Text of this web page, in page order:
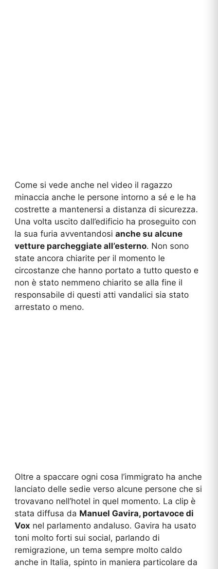
Come si vede anche nel video il ragazzo
minaccia anche le persone intorno a sé e le ha
costrette a mantenersi a distanza di sicurezza.
Una volta uscito dall’edificio ha proseguito con
la sua furia avventandosi anche su alcune
vetture parcheggiate all’esterno. Non sono
state ancora chiarite per il momento le
circostanze che hanno portato a tutto questo e
non è stato nemmeno chiarito se alla fine il
responsabile di questi atti vandalici sia stato
arrestato o meno.
Oltre a spaccare ogni cosa l’immigrato ha anche
lanciato delle sedie verso alcune persone che si
trovavano nell’hotel in quel momento. La clip è
stata diffusa da Manuel Gavira, portavoce di
Vox nel parlamento andaluso. Gavira ha usato
toni molto forti sui social, parlando di
remigrazione, un tema sempre molto caldo
anche in Italia, spinto in maniera particolare da